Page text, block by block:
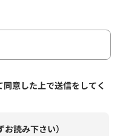
意した上で送信をしてく
読み下さい）